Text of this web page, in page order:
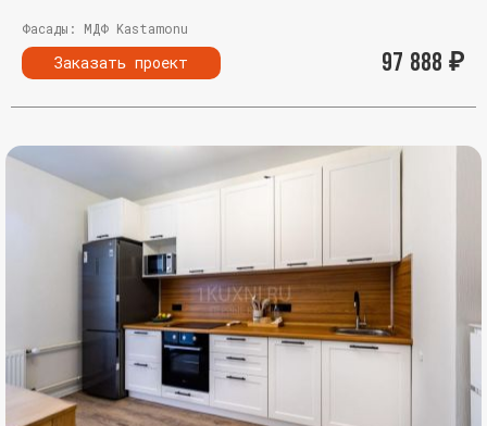
Фасады: МДФ Kastamonu
Заказать проект 97 888 ₽